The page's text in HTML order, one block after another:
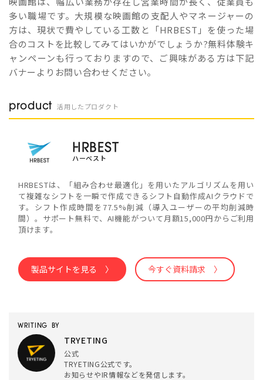
多い職場です。大規模な映画館の支配人やマネージャーの
方は、現状で費やしている工数と「HRBEST」を使った場
合のコストを比較してみてはいかがでしょうか?無料体験キ
ャンペーンも行っておりますので、ご興味がある方は下記
バナーよりお問い合わせください。
product 活用したプロダクト
HRBEST
ハーベスト
HRBESTは、「組み合わせ最適化」を用いたアルゴリズムを用い
て複雑なシフトを一瞬で作成できるシフト自動作成AIクラウドで
す。シフト作成時間を77.5%削減（導入ユーザーの平均削減時
間）。サポート無料で、AI機能がついて月額15,000円からご利用
頂けます。
製品サイトを見る 〉 今すぐ資料請求 〉
WRITING BY
TRYETING
公式
TRYETING公式です。
お知らせやIR情報などを発信します。